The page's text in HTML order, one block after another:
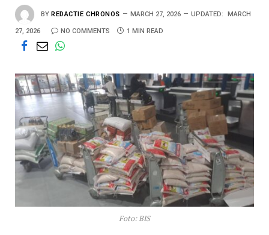
BY REDACTIE CHRONOS MARCH 27, 2026 UPDATED: MARCH
27, 2026 NO COMMENTS 1 MIN READ
Foto: BIS